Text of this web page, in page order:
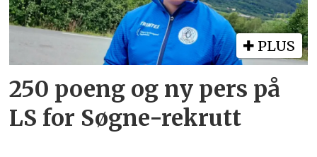
PLUS
250 poeng og ny pers på
LS for Søgne-rekrutt